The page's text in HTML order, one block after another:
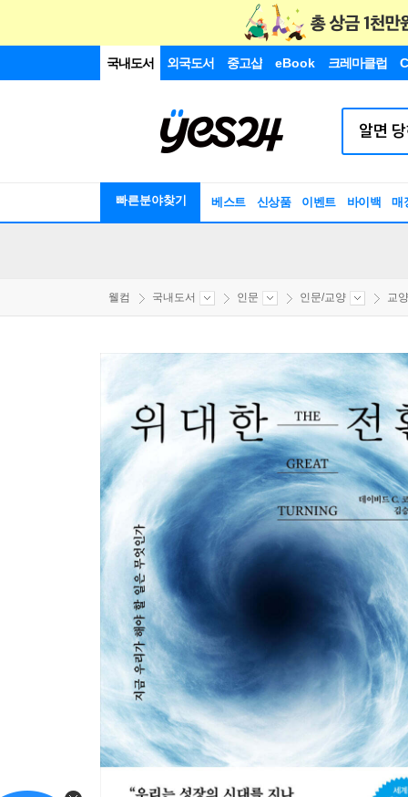
국내도서 외국도서 중고샵 eBook 크레마클럽
빠른분야찾기 베스트 신상품 이벤트 바이백 매
웰컴 국내도서 인문 인문/교양 교